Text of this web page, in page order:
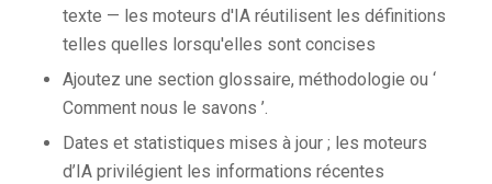
texte — les moteurs d'IA réutilisent les définitions
telles quelles lorsqu'elles sont concises
Ajoutez une section glossaire, méthodologie ou ‘
Comment nous le savons ’.
Dates et statistiques mises à jour ; les moteurs
d’IA privilégient les informations récentes